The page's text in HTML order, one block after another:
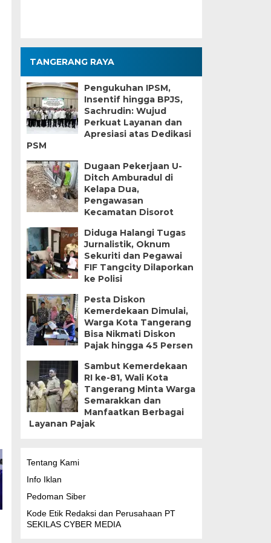
TANGERANG RAYA
Pengukuhan IPSM,
Insentif hingga BPJS,
Sachrudin: Wujud
Perkuat Layanan dan
Apresiasi atas Dedikasi
PSM
Dugaan Pekerjaan U-
Ditch Amburadul di
Kelapa Dua,
Pengawasan
Kecamatan Disorot
Diduga Halangi Tugas
Jurnalistik, Oknum
Sekuriti dan Pegawai
FIF Tangcity Dilaporkan
ke Polisi
Pesta Diskon
Kemerdekaan Dimulai,
Warga Kota Tangerang
Bisa Nikmati Diskon
Pajak hingga 45 Persen
Sambut Kemerdekaan
RI ke-81, Wali Kota
Tangerang Minta Warga
Semarakkan dan
Manfaatkan Berbagai
Layanan Pajak
Tentang Kami
Info Iklan
Pedoman Siber
Kode Etik Redaksi dan Perusahaan PT
SEKILAS CYBER MEDIA